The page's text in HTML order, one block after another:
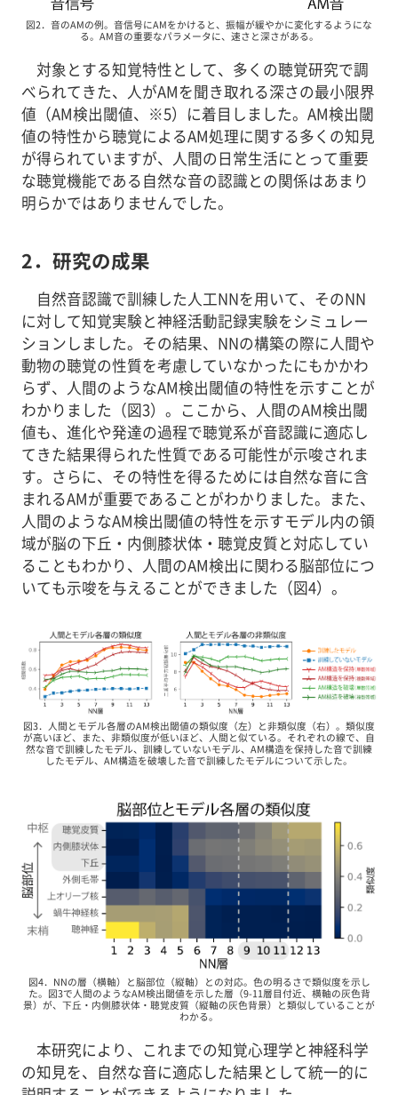
図2．音のAMの例。音信号にAMをかけると、振幅が緩やかに変化するようにな
る。AM音の重要なパラメータに、速さと深さがある。
対象とする知覚特性として、多くの聴覚研究で調
べられてきた、人がAMを聞き取れる深さの最小限界
値（AM検出閾値、※5）に着目しました。AM検出閾
値の特性から聴覚によるAM処理に関する多くの知見
が得られていますが、人間の日常生活にとって重要
な聴覚機能である自然な音の認識との関係はあまり
明らかではありませんでした。
2．研究の成果
自然音認識で訓練した人工NNを用いて、そのNN
に対して知覚実験と神経活動記録実験をシミュレー
ションしました。その結果、NNの構築の際に人間や
動物の聴覚の性質を考慮していなかったにもかかわ
らず、人間のようなAM検出閾値の特性を示すことが
わかりました（図3）。ここから、人間のAM検出閾
値も、進化や発達の過程で聴覚系が音認識に適応し
てきた結果得られた性質である可能性が示唆されま
す。さらに、その特性を得るためには自然な音に含
まれるAMが重要であることがわかりました。また、
人間のようなAM検出閾値の特性を示すモデル内の領
域が脳の下丘・内側膝状体・聴覚皮質と対応してい
ることもわかり、人間のAM検出に関わる脳部位につ
いても示唆を与えることができました（図4）。
図3．人間とモデル各層のAM検出閾値の類似度（左）と非類似度（右）。類似度
が高いほど、また、非類似度が低いほど、人間と似ている。それぞれの線で、自
然な音で訓練したモデル、訓練していないモデル、AM構造を保持した音で訓練
したモデル、AM構造を破壊した音で訓練したモデルについて示した。
図4．NNの層（横軸）と脳部位（縦軸）との対応。色の明るさで類似度を示し
た。図3で人間のようなAM検出閾値を示した層（9-11層目付近、横軸の灰色背
景）が、下丘・内側膝状体・聴覚皮質（縦軸の灰色背景）と類似していることが
わかる。
本研究により、これまでの知覚心理学と神経科学
の知見を、自然な音に適応した結果として統一的に